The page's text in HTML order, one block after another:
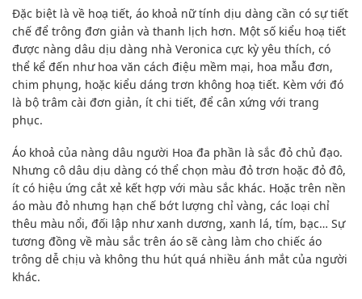
Đặc biệt là về hoạ tiết, áo khoả nữ tính dịu dàng cần có sự tiết
chế để trông đơn giản và thanh lịch hơn. Một số kiểu hoạ tiết
được nàng dâu dịu dàng nhà Veronica cực kỳ yêu thích, có
thể kể đến như hoa văn cách điệu mềm mại, hoa mẫu đơn,
chim phụng, hoặc kiểu dáng trơn không hoạ tiết. Kèm với đó
là bộ trâm cài đơn giản, ít chi tiết, để cân xứng với trang
phục.
Áo khoả của nàng dâu người Hoa đa phần là sắc đỏ chủ đạo.
Nhưng cô dâu dịu dàng có thể chọn màu đỏ trơn hoặc đỏ đô,
ít có hiệu ứng cắt xẻ kết hợp với màu sắc khác. Hoặc trên nền
áo màu đỏ nhưng hạn chế bớt lượng chỉ vàng, các loại chỉ
thêu màu nổi, đối lập như xanh dương, xanh lá, tím, bạc… Sự
tương đồng về màu sắc trên áo sẽ càng làm cho chiếc áo
trông dễ chịu và không thu hút quá nhiều ánh mắt của người
khác.